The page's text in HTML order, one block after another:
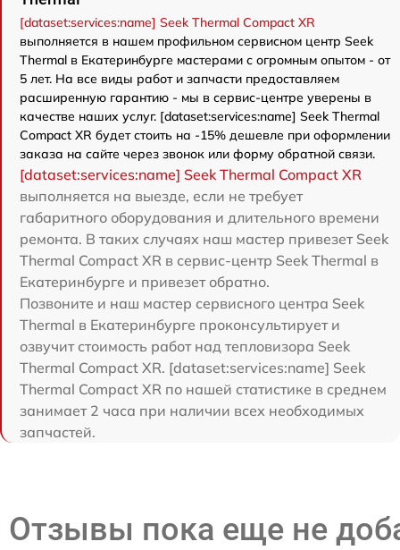
[dataset:services:name] Seek Thermal Compact XR
выполняется в нашем профильном сервисном центр Seek
Thermal в Екатеринбурге мастерами с огромным опытом - от
5 лет. На все виды работ и запчасти предоставляем
расширенную гарантию - мы в сервис-центре уверены в
качестве наших услуг. [dataset:services:name] Seek Thermal
Compact XR будет стоить на -15% дешевле при оформлении
заказа на сайте через звонок или форму обратной связи.
[dataset:services:name] Seek Thermal Compact XR
выполняется на выезде, если не требует
габаритного оборудования и длительного времени
ремонта. В таких случаях наш мастер привезет Seek
Thermal Compact XR в сервис-центр Seek Thermal в
Екатеринбурге и привезет обратно.
Позвоните и наш мастер сервисного центра Seek
Thermal в Екатеринбурге проконсультирует и
озвучит стоимость работ над тепловизора Seek
Thermal Compact XR. [dataset:services:name] Seek
Thermal Compact XR по нашей статистике в среднем
занимает 2 часа при наличии всех необходимых
запчастей.
Отзывы пока еще не